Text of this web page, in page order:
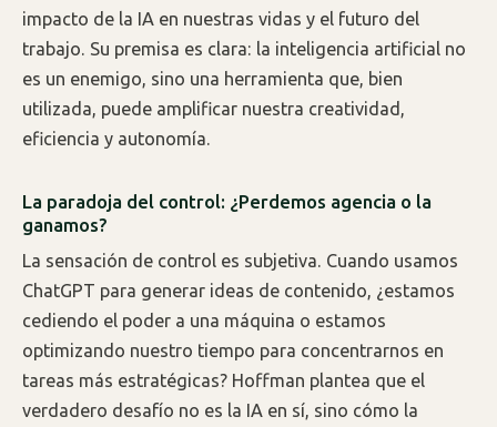
impacto de la IA en nuestras vidas y el futuro del
trabajo. Su premisa es clara: la inteligencia artificial no
es un enemigo, sino una herramienta que, bien
utilizada, puede amplificar nuestra creatividad,
eficiencia y autonomía.
La paradoja del control: ¿Perdemos agencia o la
ganamos?
La sensación de control es subjetiva. Cuando usamos
ChatGPT para generar ideas de contenido, ¿estamos
cediendo el poder a una máquina o estamos
optimizando nuestro tiempo para concentrarnos en
tareas más estratégicas? Hoffman plantea que el
verdadero desafío no es la IA en sí, sino cómo la